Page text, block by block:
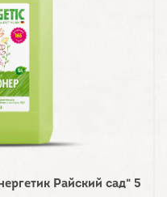
Райский сад" 5